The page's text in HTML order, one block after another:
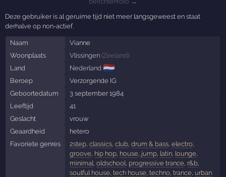
Deze gebruiker is al geruime tijd niet meer langsgeweest en staat
derhalve op non-actief.
Naam
Vianne
Woonplaats
Vlissingen (Zeeland)
Land
Nederland 🇳🇱
Beroep
Verzorgende IG
Geboortedatum
3 september 1984
Leeftijd
41
Geslacht
vrouw
Geaardheid
hetero
Favoriete genres
2step, classics, club, drum & bass, electro,
groove hip hop, house jump, latin, lounge
minimal oldschool progressive trance r&b,
soulful house tech house techno, trance urban